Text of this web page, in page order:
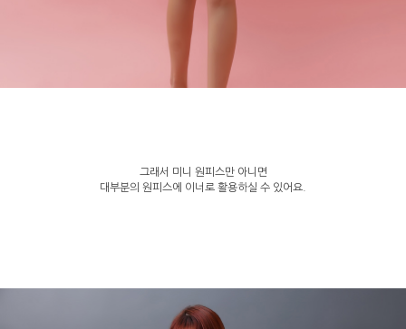
그래서 미니 원피스만 아니면
대부분의 원피스에 이너로 활용하실 수 있어요.